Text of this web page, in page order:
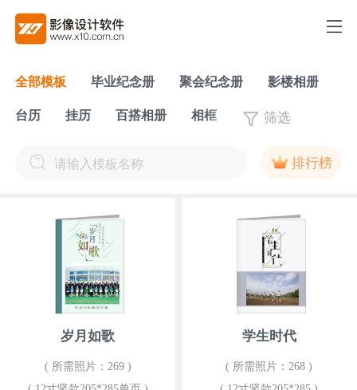
全部模板 毕业纪念册 聚会纪念册 影楼相册
台历 挂历 百搭相册 相框 筛选
排行榜
岁月如歌
( 所需照片：269 )
学生时代
( 所需照片：268 )